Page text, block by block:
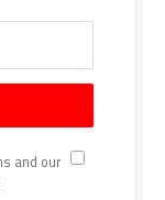
By signing up, you agree to the our terms and our